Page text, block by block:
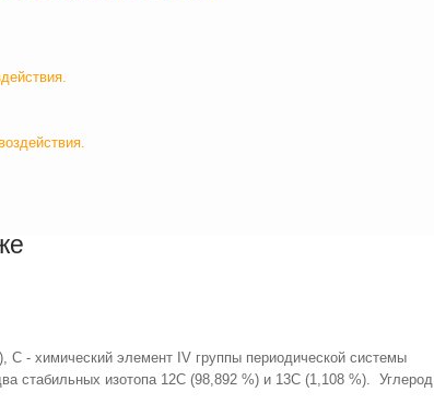
С - химический элемент IV группы периодической системы
стабильных изотопа 12С (98,892 %) и 13С (1,108 %). Углерод